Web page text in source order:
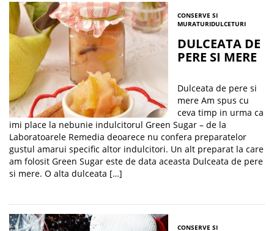
CONSERVE SI
MURATURIDULCETURI
DULCEATA DE
PERE SI MERE
Dulceata de pere si
mere Am spus cu
ceva timp in urma ca
imi place la nebunie indulcitorul Green Sugar – de la
Laboratoarele Remedia deoarece nu confera preparatelor
gustul amarui specific altor indulcitori. Un alt preparat la care
am folosit Green Sugar este de data aceasta Dulceata de pere
si mere. O alta dulceata […]
CONSERVE SI